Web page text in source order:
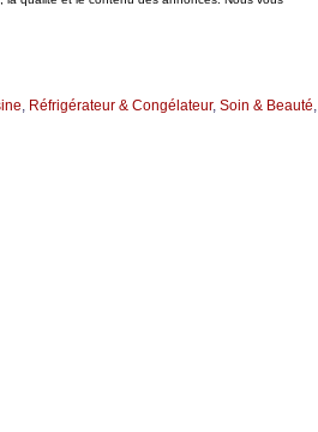
, Réfrigérateur & Congélateur, Soin & Beauté,